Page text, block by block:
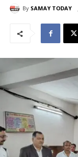
By SAMAY TODAY